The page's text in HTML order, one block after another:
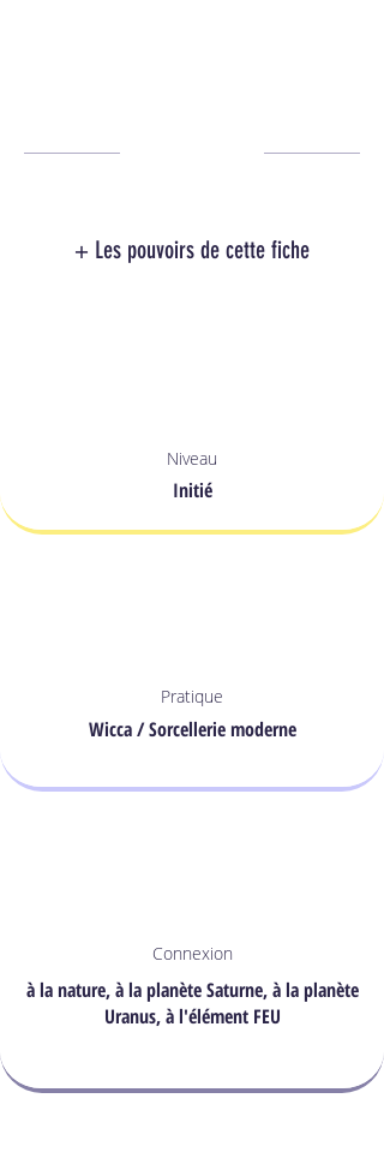
+ Les pouvoirs de cette fiche
Niveau
Initié
Pratique
Wicca / Sorcellerie moderne
Connexion
à la nature, à la planète Saturne, à la planète
Uranus, à l'élément FEU